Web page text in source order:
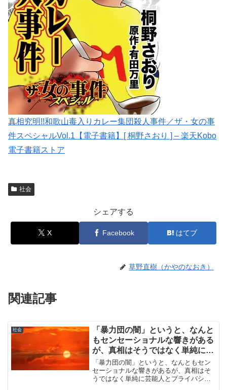
真相究明!!和歌山毒入りカレー集団殺人事件／ザ・女の事
件スペシャルVol.1【電子書籍】[ 桐野さおり ] – 楽天Kobo
電子書籍ストア
社会
シェアする
X Facebook はてブ
草野直樹（かやのなおき）
関連記事
社会
「暴力団の闇」というと、なんと
もセンセーショナルな響きがある
が、真相はそうではなく単純に芸
能人とプライバシーの問題という
場合も
「暴力団の闇」というと、なんともセン
セーショナルな響きがあるが、真相はそ
うではなく単純に芸能人とプライバシー